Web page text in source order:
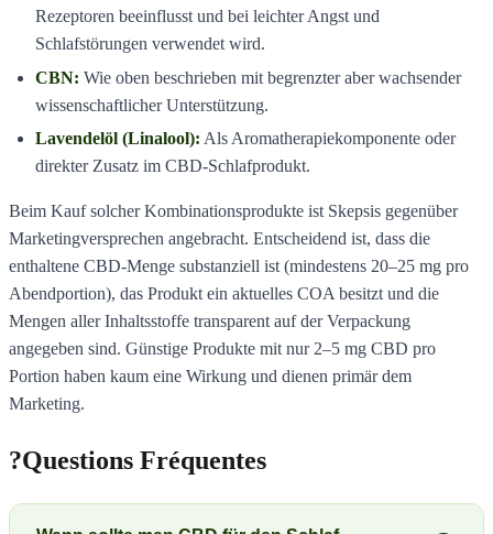
Rezeptoren beeinflusst und bei leichter Angst und
Schlafstörungen verwendet wird.
CBN: Wie oben beschrieben mit begrenzter aber wachsender
wissenschaftlicher Unterstützung.
Lavendelöl (Linalool): Als Aromatherapiekomponente oder
direkter Zusatz im CBD-Schlafprodukt.
Beim Kauf solcher Kombinationsprodukte ist Skepsis gegenüber
Marketingversprechen angebracht. Entscheidend ist, dass die
enthaltene CBD-Menge substanziell ist (mindestens 20–25 mg pro
Abendportion), das Produkt ein aktuelles COA besitzt und die
Mengen aller Inhaltsstoffe transparent auf der Verpackung
angegeben sind. Günstige Produkte mit nur 2–5 mg CBD pro
Portion haben kaum eine Wirkung und dienen primär dem
Marketing.
?Questions Fréquentes